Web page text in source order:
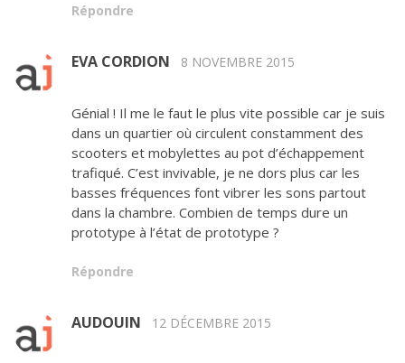
Répondre
EVA CORDION 8 NOVEMBRE 2015
Génial ! Il me le faut le plus vite possible car je suis
dans un quartier où circulent constamment des
scooters et mobylettes au pot d’échappement
trafiqué. C’est invivable, je ne dors plus car les
basses fréquences font vibrer les sons partout
dans la chambre. Combien de temps dure un
prototype à l’état de prototype ?
Répondre
AUDOUIN 12 DÉCEMBRE 2015